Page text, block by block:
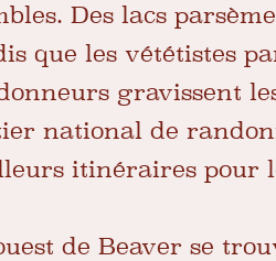
Des lacs
que les vététistes
gravissent
national de
itinéraires pour
de Beaver se